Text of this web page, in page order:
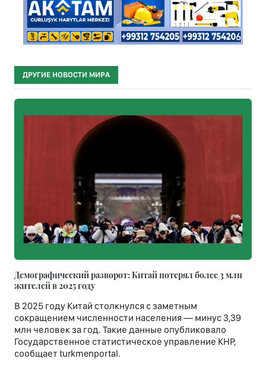
ДРУГИЕ НОВОСТИ МИРА
Демографический разворот: Китай потерял более 3 млн
жителей в 2025 году
В 2025 году Китай столкнулся с заметным
сокращением численности населения — минус 3,39
млн человек за год. Такие данные опубликовало
Государственное статистическое управление КНР,
сообщает turkmenportal.